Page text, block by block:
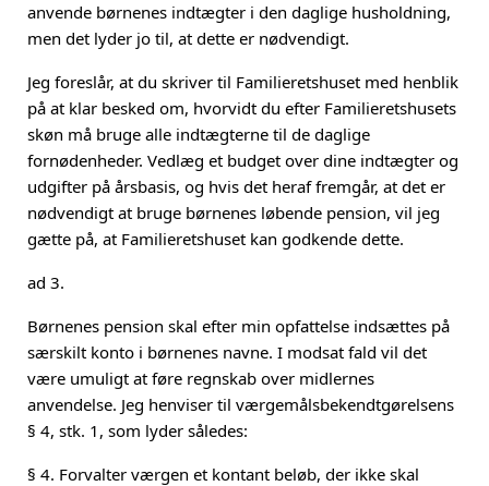
anvende børnenes indtægter i den daglige husholdning,
men det lyder jo til, at dette er nødvendigt.
Jeg foreslår, at du skriver til Familieretshuset med henblik
på at klar besked om, hvorvidt du efter Familieretshusets
skøn må bruge alle indtægterne til de daglige
fornødenheder. Vedlæg et budget over dine indtægter og
udgifter på årsbasis, og hvis det heraf fremgår, at det er
nødvendigt at bruge børnenes løbende pension, vil jeg
gætte på, at Familieretshuset kan godkende dette.
ad 3.
Børnenes pension skal efter min opfattelse indsættes på
særskilt konto i børnenes navne. I modsat fald vil det
være umuligt at føre regnskab over midlernes
anvendelse. Jeg henviser til værgemålsbekendtgørelsens
§ 4, stk. 1, som lyder således:
§ 4. Forvalter værgen et kontant beløb, der ikke skal